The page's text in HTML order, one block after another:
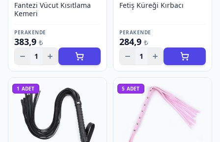
Fantezi Vücut Kısıtlama
Kemeri
PERAKENDE
383,9 ₺
1
Fetiş Küreği Kırbacı
PERAKENDE
284,9 ₺
1
1 ADET 5 ADET